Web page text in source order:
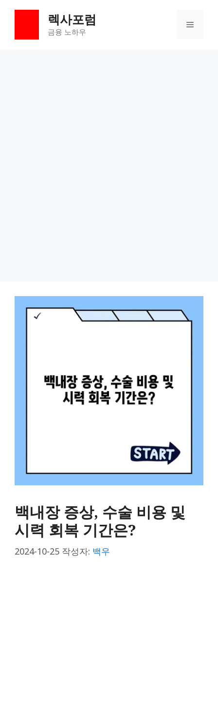
렉사포럼
금융 노하우
메
백내장 증상, 수술 비용 및
시력 회복 기간은?
2024-10-25 작성자: 백우